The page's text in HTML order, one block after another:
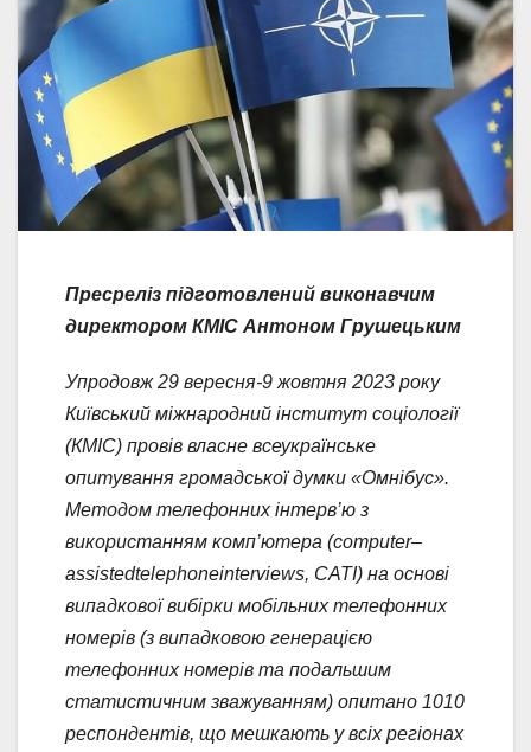
Пресреліз підготовлений виконавчим
директором КМІС Антоном Грушецьким
Упродовж 29 вересня-9 жовтня 2023 року
Київський міжнародний інститут соціології
(КМІС) провів власне всеукраїнське
опитування громадської думки «Омнібус».
Методом телефонних інтерв’ю з
використанням комп’ютера (computer–
assistedtelephoneinterviews, CATI) на основі
випадкової вибірки мобільних телефонних
номерів (з випадковою генерацією
телефонних номерів та подальшим
статистичним зважуванням) опитано 1010
респондентів, що мешкають у всіх регіонах